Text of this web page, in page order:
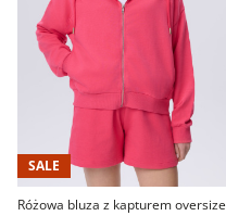
SALE
Różowa bluza z kapturem oversize